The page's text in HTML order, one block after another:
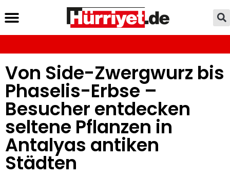
Von Side-Zwergwurz bis
Phaselis-Erbse –
Besucher entdecken
seltene Pflanzen in
Antalyas antiken
Städten